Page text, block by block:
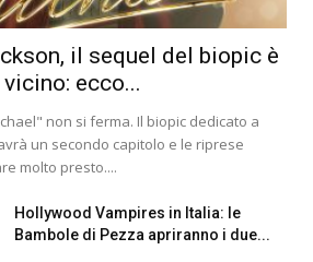
il sequel del biopic è
ecco...
non si ferma. Il biopic dedicato a
un secondo capitolo e le riprese
molto presto....
Hollywood Vampires in Italia: le
Bambole di Pezza apriranno i due...